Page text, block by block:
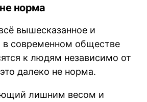
норма
вышесказанное и
в современном обществе
к людям независимо от
далеко не норма.
лишним весом и